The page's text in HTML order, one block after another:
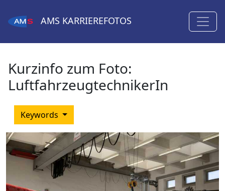
AMS KARRIEREFOTOS
Kurzinfo zum Foto:
LuftfahrzeugtechnikerIn
Keywords